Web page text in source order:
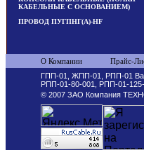
КАБЕЛЬНЫЕ С ОСНОВАНИЕМ)
ПРОВОД ПУГПНГ(А)-HF
О Компании Прайс-
ГПП-01, ЖПП-01, РПП-01
РПП-01-80-001, РПП-01-125-
© 2007 ЗАО Компания